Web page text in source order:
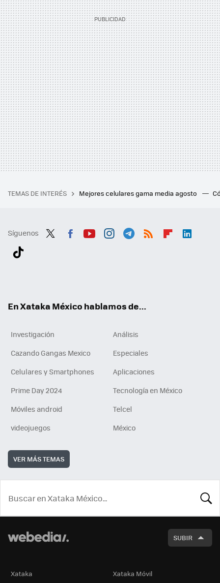
TEMAS DE INTERÉS Mejores celulares gama media agosto
Síguenos
En Xataka México hablamos de...
Investigación
Análisis
Cazando Gangas Mexico
Especiales
Celulares y Smartphones
Aplicaciones
Prime Day 2024
Tecnología en México
Móviles android
Telcel
videojuegos
México
VER MÁS TEMAS
SUBIR
Xataka Xataka Móvil